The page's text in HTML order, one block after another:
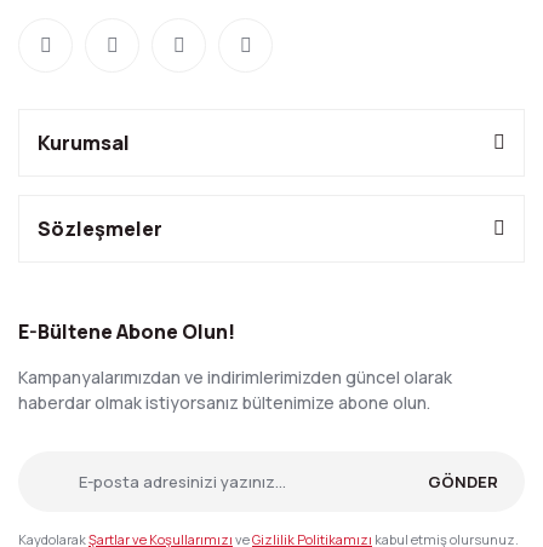
Kurumsal
Sözleşmeler
E-Bültene Abone Olun!
Kampanyalarımızdan ve indirimlerimizden güncel olarak
haberdar olmak istiyorsanız bültenimize abone olun.
GÖNDER
KaydolarakŞartlar ve Koşullarımızı veGizlilik Politikamızı kabul etmiş olursunuz.